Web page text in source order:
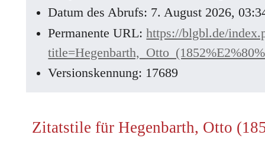
Datum des Abrufs: 7. August 2026,
Permanente URL:https://blgbl.de/
Versionskennung: 17689
Zitatstile für Hegenbarth, Otto